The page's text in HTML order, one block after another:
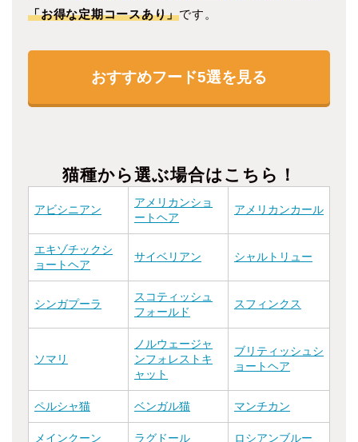
「お得な定期コースあり」です。
おすすめフード5選を見る
猫種から選ぶ場合はこちら！
アビシニアン
アメリカンショ
ートヘア
アメリカンカール
エキゾチックシ
ョートヘア
サイベリアン シャルトリュー
シンガプーラ
スコティッシュ
フォールド
スフィンクス
ソマリ
ノルウェージャ
ンフォレストキ
ャット
ブリティッシュシ
ョートヘア
ペルシャ猫 ベンガル猫 マンチカン
メインクーン ラグドール ロシアンブルー